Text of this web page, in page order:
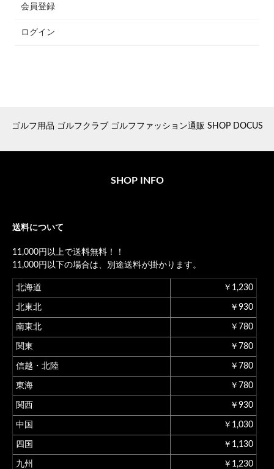
会員登録
ログイン
ゴルフ用品 ゴルフクラブ ゴルフファッション通販 SHOP DOCUS
SHOP INFO
送料について
11,000円以上で送料無料！！
11,000円以下の場合は、別途送料が掛かります。
北海道 ￥1,230
北東北 ￥930
南東北 ￥780
関東 ￥780
信越・北陸 ￥780
東海 ￥780
関西 ￥930
中国 ￥1,030
四国 ￥1,130
九州 ￥1,230